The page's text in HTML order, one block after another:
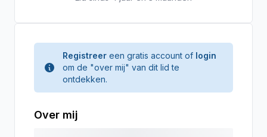
Registreer een gratis account of login
om de "over mij" van dit lid te
ontdekken.
Over mij